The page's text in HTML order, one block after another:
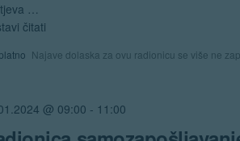
…
čitati
Najave dolaska za ovu radionicu se više ne
@ 09:00 - 11:00